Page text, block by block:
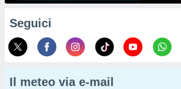
Seguici
Il meteo via e-mail